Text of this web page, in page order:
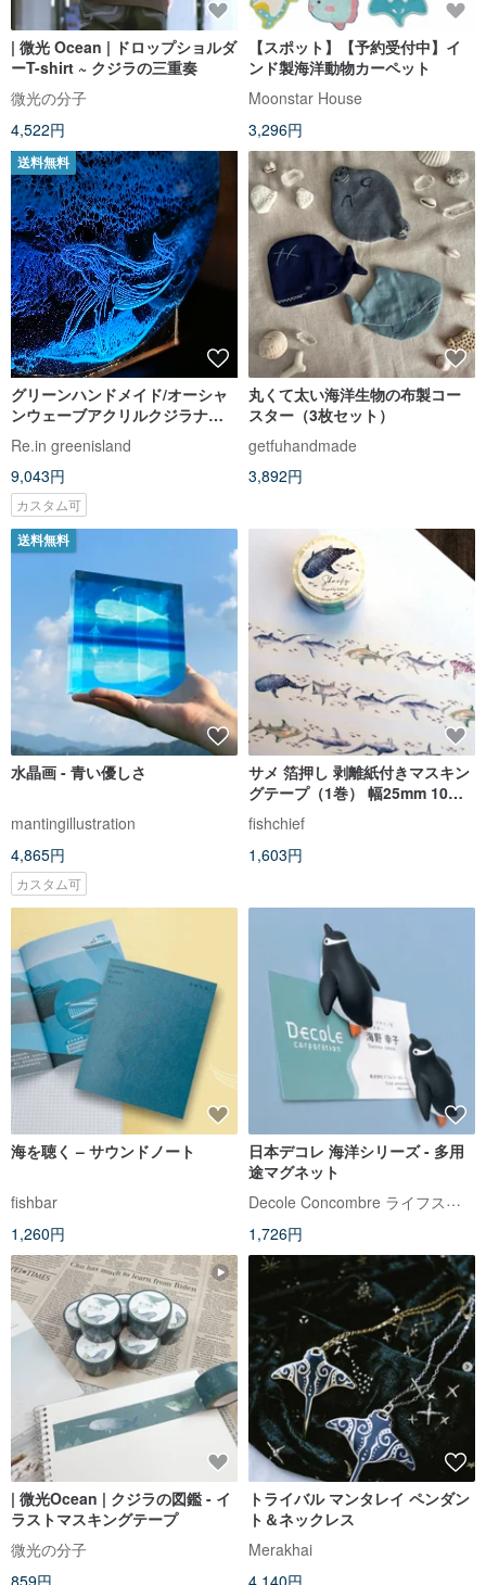
| 微光 Ocean | ドロップショルダ
ーT-shirt ~ クジラの三重奏
微光の分子
4,522円
【スポット】【予約受付中】イ
ンド製海洋動物カーペット
Moonstar House
3,296円
送料無料
グリーンハンドメイド/オーシャ
ンウェーブアクリルクジラナイ
トライト/半透明クリスタルグル
ー/カスタマイズされた色
Re.in greenisland
9,043円
カスタム可
丸くて太い海洋生物の布製コー
スター（3枚セット）
getfuhandmade
3,892円
送料無料
水晶画 - 青い優しさ
mantingillustration
4,865円
カスタム可
サメ 箔押し 剥離紙付きマスキン
グテープ（1巻） 幅25mm 10m
巻
fishchief
1,603円
海を聴く – サウンドノート
fishbar
1,260円
日本デコレ 海洋シリーズ - 多用
途マグネット
Decole Concombre ライフスタイル雑貨店
1,726円
| 微光Ocean | クジラの図鑑 - イ
ラストマスキングテープ
微光の分子
859円
トライバル マンタレイ ペンダン
ト＆ネックレス
Merakhai
4,140円